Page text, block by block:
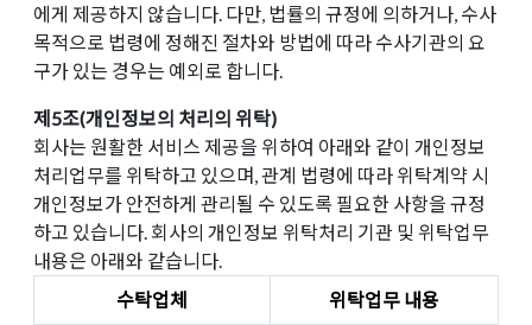
에게 제공하지 않습니다. 다만, 법률의 규정에 의하거나, 수사
목적으로 법령에 정해진 절차와 방법에 따라 수사기관의 요
구가 있는 경우는 예외로 합니다.
제5조(개인정보의 처리의 위탁)
회사는 원활한 서비스 제공을 위하여 아래와 같이 개인정보
처리업무를 위탁하고 있으며, 관계 법령에 따라 위탁계약 시
개인정보가 안전하게 관리될 수 있도록 필요한 사항을 규정
하고 있습니다. 회사의 개인정보 위탁처리 기관 및 위탁업무
내용은 아래와 같습니다.
수탁업체
위탁업무 내용